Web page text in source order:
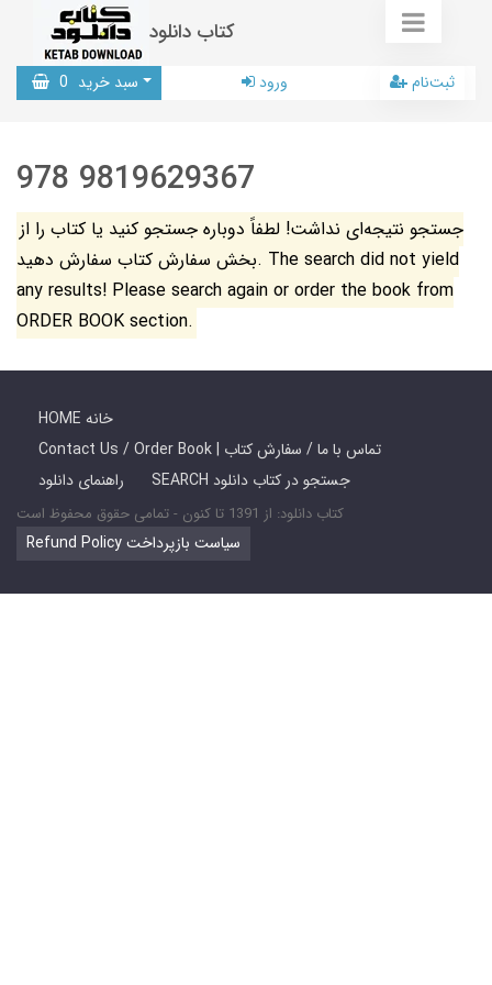
کتاب دانلود
سبد خرید 0 ورود ثبت‌نام
978 9819629367
جستجو نتیجه‌ای نداشت! لطفاً دوباره جستجو کنید یا کتاب را از
بخش سفارش کتاب سفارش دهید. The search did not yield
any results! Please search again or order the book from
ORDER BOOK section.
HOME خانه
Contact Us / Order Book | تماس با ما / سفارش کتاب
راهنمای دانلود
SEARCH جستجو در کتاب دانلود
کتاب دانلود: از 1391 تا کنون - تمامی حقوق محفوظ است
Refund Policy سیاست بازپرداخت